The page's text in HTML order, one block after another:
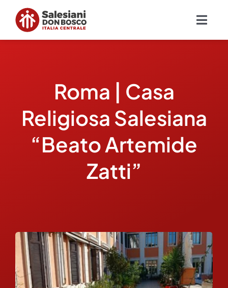
contenuto
Ambiti
Ambienti educativi e servizi
Roma | Casa
Religiosa Salesiana
“Beato Artemide
Zatti”